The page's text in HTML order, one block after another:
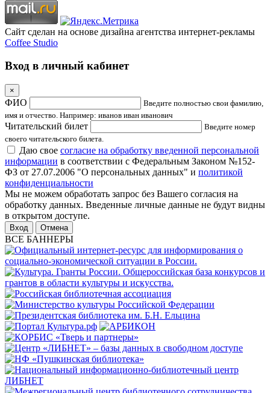
Сайт сделан на основе дизайна агентства интернет-рекламы
Coffee Studio
Вход в личный кабинет
×
ФИО
Введите полностью свои фамилию,
имя и отчество. Например: иванов иван иванович
Читательский билет
Введите номер
своего читательского билета.
Даю свое согласие на обработку введенной персональной
информации в соответствии с Федеральным Законом №152-
ФЗ от 27.07.2006 "О персональных данных" и политикой
конфиденциальности
Мы не можем обработать запрос без Вашего согласия на
обработку данных. Введенные личные данные не будут видны
в открытом доступе.
Отмена
ВСЕ БАННЕРЫ